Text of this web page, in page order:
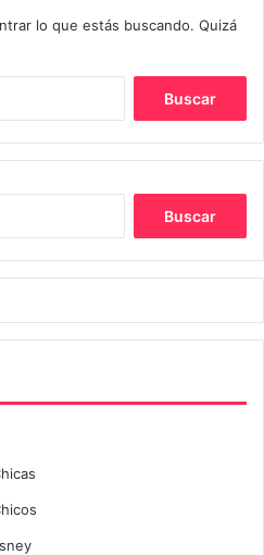
lo que estás buscando. Quizá